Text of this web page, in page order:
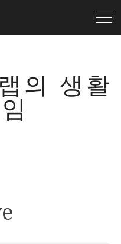
의 생활